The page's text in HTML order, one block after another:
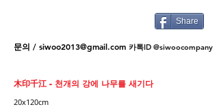
Share
문의 / siwoo2013@gmail.com 카톡ID @siwoocompany
木印千江 - 천개의 강에 나무를 새기다
20x120cm